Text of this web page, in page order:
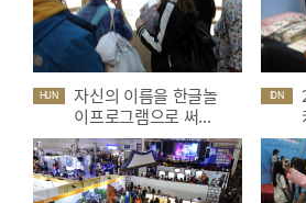
HUN
자신의 이름을 한글놀
이프로그램으로 써...
IDN